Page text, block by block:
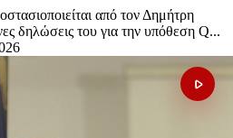
από τον Δημήτρη
δηλώσεις του για την υπόθεση Q...